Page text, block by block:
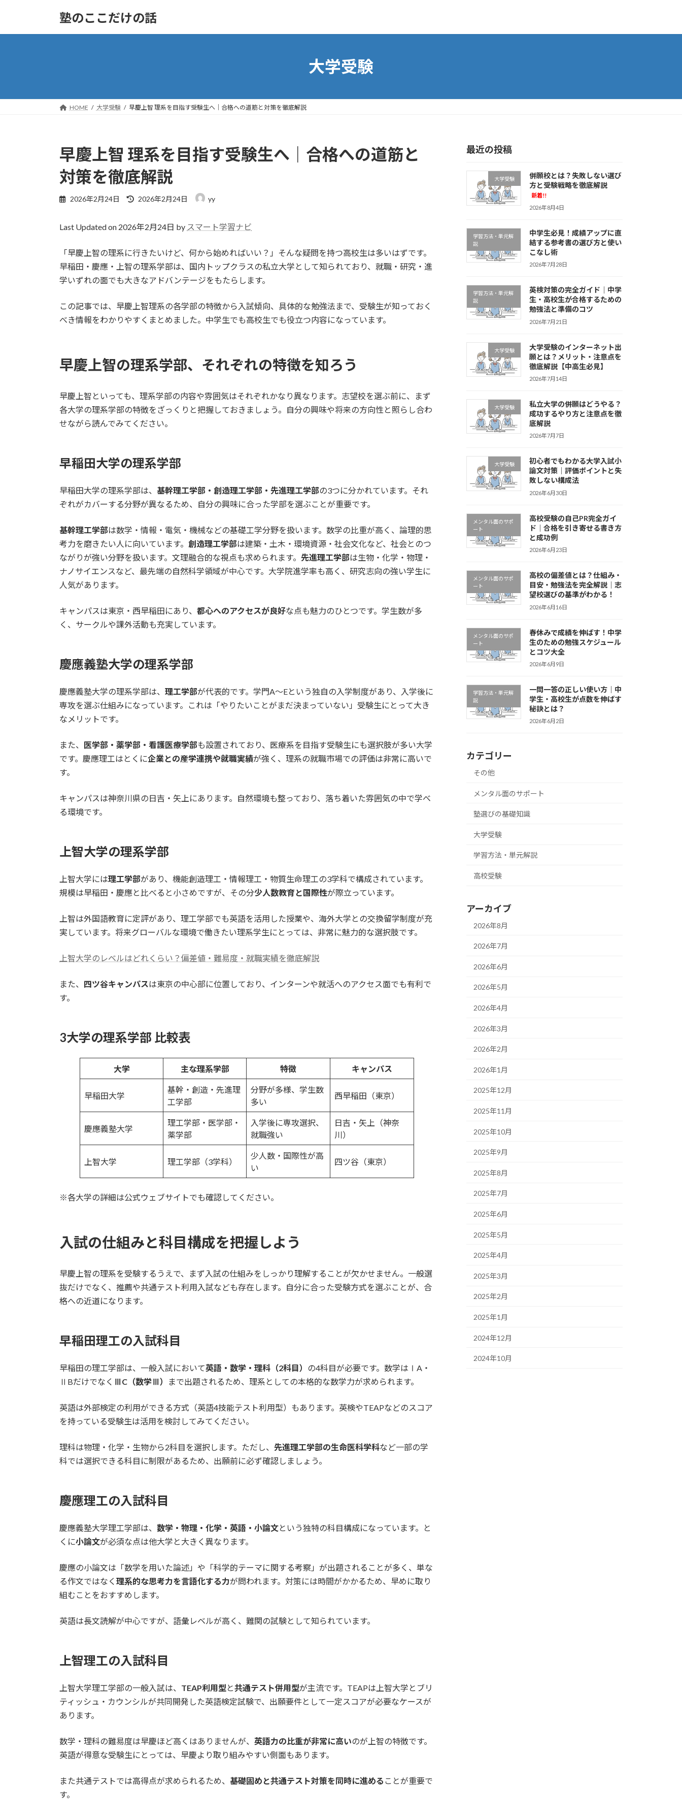
塾のここだけの話
大学受験
HOME 大学受験 早慶上智 理系を目指す受験生へ｜合格への道筋と対策を徹底解説
早慶上智 理系を目指す受験生へ｜合格への道筋と
対策を徹底解説
2026年2月24日
最
新
時
:
2026年2月24日 yy
Last Updated on 2026年2月24日 by スマート学習ナビ
「早慶上智の理系に行きたいけど、何から始めればいい？」そんな疑問を持つ高校生は多いはずです。
早稲田・慶應・上智の理系学部は、国内トップクラスの私立大学として知られており、就職・研究・進
学いずれの面でも大きなアドバンテージをもたらします。
この記事では、早慶上智理系の各学部の特徴から入試傾向、具体的な勉強法まで、受験生が知っておく
べき情報をわかりやすくまとめました。中学生でも高校生でも役立つ内容になっています。
早慶上智の理系学部、それぞれの特徴を知ろう
早慶上智といっても、理系学部の内容や雰囲気はそれぞれかなり異なります。志望校を選ぶ前に、まず
各大学の理系学部の特徴をざっくりと把握しておきましょう。自分の興味や将来の方向性と照らし合わ
せながら読んでみてください。
早稲田大学の理系学部
早稲田大学の理系学部は、 基幹理工学部・創造理工学部・先進理工学部の3つに分かれています。それ
ぞれがカバーする分野が異なるため、自分の興味に合った学部を選ぶことが重要です。
基幹理工学部は数学・情報・電気・機械などの基礎工学分野を扱います。数学の比重が高く、論理的思
考力を磨きたい人に向いています。 創造理工学部は建築・土木・環境資源・社会文化など、社会とのつ
ながりが強い分野を扱います。文理融合的な視点も求められます。 先進理工学部は生物・化学・物理・
ナノサイエンスなど、最先端の自然科学領域が中心です。大学院進学率も高く、研究志向の強い学生に
人気があります。
キャンパスは東京・西早稲田にあり、 都心へのアクセスが良好な点も魅力のひとつです。学生数が多
く、サークルや課外活動も充実しています。
慶應義塾大学の理系学部
慶應義塾大学の理系学部は、 理工学部が代表的です。学門A〜Eという独自の入学制度があり、入学後に
専攻を選ぶ仕組みになっています。これは「やりたいことがまだ決まっていない」受験生にとって大き
なメリットです。
また、 医学部・薬学部・看護医療学部も設置されており、医療系を目指す受験生にも選択肢が多い大学
です。慶應理工はとくに企業との産学連携や就職実績が強く、理系の就職市場での評価は非常に高いで
す。
キャンパスは神奈川県の日吉・矢上にあります。自然環境も整っており、落ち着いた雰囲気の中で学べ
る環境です。
上智大学の理系学部
上智大学には理工学部があり、機能創造理工・情報理工・物質生命理工の3学科で構成されています。
規模は早稲田・慶應と比べると小さめですが、その分少人数教育と国際性が際立っています。
上智は外国語教育に定評があり、理工学部でも英語を活用した授業や、海外大学との交換留学制度が充
実しています。将来グローバルな環境で働きたい理系学生にとっては、非常に魅力的な選択肢です。
上智大学のレベルはどれくらい？偏差値・難易度・就職実績を徹底解説
また、 四ツ谷キャンパスは東京の中心部に位置しており、インターンや就活へのアクセス面でも有利で
す。
3大学の理系学部 比較表
大学 主な理系学部 特徴 キャンパス
早稲田大学
基幹・創造・先進理
工学部
分野が多様、学生数
多い
西早稲田（東京）
慶應義塾大学
理工学部・医学部・
薬学部
入学後に専攻選択、
就職強い
日吉・矢上（神奈
川）
上智大学 理工学部（3学科）
少人数・国際性が高
い
四ツ谷（東京）
※各大学の詳細は公式ウェブサイトでも確認してください。
入試の仕組みと科目構成を把握しよう
早慶上智の理系を受験するうえで、まず入試の仕組みをしっかり理解することが欠かせません。一般選
抜だけでなく、推薦や共通テスト利用入試なども存在します。自分に合った受験方式を選ぶことが、合
格への近道になります。
早稲田理工の入試科目
早稲田の理工学部は、一般入試において英語・数学・理科（2科目） の4科目が必要です。数学はⅠA・
ⅡBだけでなく ⅢC（数学Ⅲ） まで出題されるため、理系としての本格的な数学力が求められます。
英語は外部検定の利用ができる方式（英語4技能テスト利用型）もあります。英検やTEAPなどのスコア
を持っている受験生は活用を検討してみてください。
理科は物理・化学・生物から2科目を選択します。ただし、 先進理工学部の生命医科学科など一部の学
科では選択できる科目に制限があるため、出願前に必ず確認しましょう。
慶應理工の入試科目
慶應義塾大学理工学部は、 数学・物理・化学・英語・小論文という独特の科目構成になっています。と
くに小論文が必須な点は他大学と大きく異なります。
慶應の小論文は「数学を用いた論述」や「科学的テーマに関する考察」が出題されることが多く、単な
る作文ではなく 理系的な思考力を言語化する力が問われます。対策には時間がかかるため、早めに取り
組むことをおすすめします。
英語は長文読解が中心ですが、語彙レベルが高く、難関の試験として知られています。
上智理工の入試科目
上智大学理工学部の一般入試は、 TEAP利用型 と共通テスト併用型が主流です。TEAPは上智大学とブリ
ティッシュ・カウンシルが共同開発した英語検定試験で、出願要件として一定スコアが必要なケースが
あります。
数学・理科の難易度は早慶ほど高くはありませんが、 英語力の比重が非常に高いのが上智の特徴です。
英語が得意な受験生にとっては、早慶より取り組みやすい側面もあります。
また共通テストでは高得点が求められるため、 基礎固めと共通テスト対策を同時に進める ことが重要で
す。
最近の投稿
大学受験
併願校とは？失敗しない選び
方と受験戦略を徹底解説
新着!!
2026年8月4日
学習方法・単元解
説
中学生必見！成績アップに直
結する参考書の選び方と使い
こなし術
2026年7月28日
学習方法・単元解
説
英検対策の完全ガイド｜中学
生・高校生が合格するための
勉強法と準備のコツ
2026年7月21日
大学受験
大学受験のインターネット出
願とは？メリット・注意点を
徹底解説【中高生必見】
2026年7月14日
大学受験
私立大学の併願はどうやる？
成功するやり方と注意点を徹
底解説
2026年7月7日
大学受験
初心者でもわかる大学入試小
論文対策｜評価ポイントと失
敗しない構成法
2026年6月30日
メンタル面のサポ
ート
高校受験の自己PR完全ガイ
ド｜合格を引き寄せる書き方
と成功例
2026年6月23日
メンタル面のサポ
ート
高校の偏差値とは？仕組み・
目安・勉強法を完全解説｜志
望校選びの基準がわかる！
2026年6月16日
メンタル面のサポ
ート
春休みで成績を伸ばす！中学
生のための勉強スケジュール
とコツ大全
2026年6月9日
学習方法・単元解
説
一問一答の正しい使い方｜中
学生・高校生が点数を伸ばす
秘訣とは？
2026年6月2日
カテゴリー
その他
メンタル面のサポート
塾選びの基礎知識
大学受験
学習方法・単元解説
高校受験
アーカイブ
2026年8月
2026年7月
2026年6月
2026年5月
2026年4月
2026年3月
2026年2月
2026年1月
2025年12月
2025年11月
2025年10月
2025年9月
2025年8月
2025年7月
2025年6月
2025年5月
2025年4月
2025年3月
2025年2月
2025年1月
2024年12月
2024年10月